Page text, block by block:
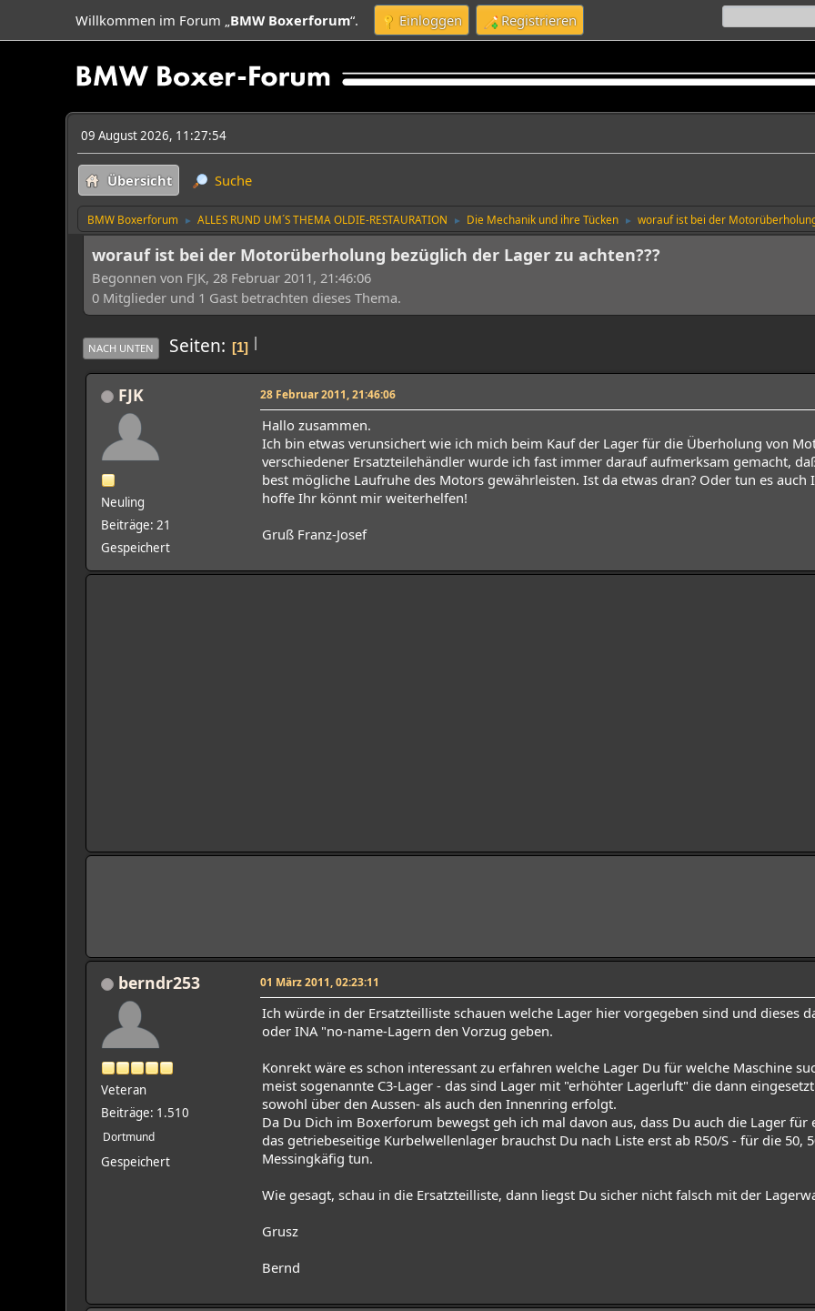
Willkommen im Forum „BMW Boxerforum“. Einloggen Registrieren
09 August 2026, 11:27:54
Übersicht Suche
BMW Boxerforum ► ALLES RUND UM´S THEMA OLDIE-RESTAURATION ► Die Mechanik und ihre Tücken ► worauf ist bei der
worauf ist bei der Motorüberholung bezüglich der Lager zu achten???
Begonnen von FJK, 28 Februar 2011, 21:46:06
0 Mitglieder und 1 Gast betrachten dieses Thema.
|
NACH UNTEN Seiten 1
FJK
Neuling
Beiträge: 21
Gespeichert
28 Februar 2011, 21:46:06
Hallo zusammen.
Ich bin etwas verunsichert wie ich mich beim Kauf der Lager für die Überholung von
verschiedener Ersatzteilehändler wurde ich fast immer darauf aufmerksam gemacht,
best mögliche Laufruhe des Motors gewährleisten. Ist da etwas dran? Oder tun es
hoffe Ihr könnt mir weiterhelfen!
Gruß Franz-Josef
berndr253
Veteran
Beiträge: 1.510
Dortmund
Gespeichert
01 März 2011, 02:23:11
Ich würde in der Ersatzteilliste schauen welche Lager hier vorgegeben sind und dieses
oder INA "no-name-Lagern den Vorzug geben.
Konrekt wäre es schon interessant zu erfahren welche Lager Du für welche Maschine
meist sogenannte C3-Lager - das sind Lager mit "erhöhter Lagerluft" die dann
sowohl über den Aussen- als auch den Innenring erfolgt.
Da Du Dich im Boxerforum bewegst geh ich mal davon aus, dass Du auch die Lager
das getriebeseitige Kurbelwellenlager brauchst Du nach Liste erst ab R50/S - für die 50,
Messingkäfig tun.
Wie gesagt, schau in die Ersatzteilliste, dann liegst Du sicher nicht falsch mit der
Grusz
Bernd